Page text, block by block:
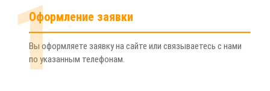
1
Оформление заявки
Вы оформляете заявку на сайте или связываетесь с нами
по указанным телефонам.